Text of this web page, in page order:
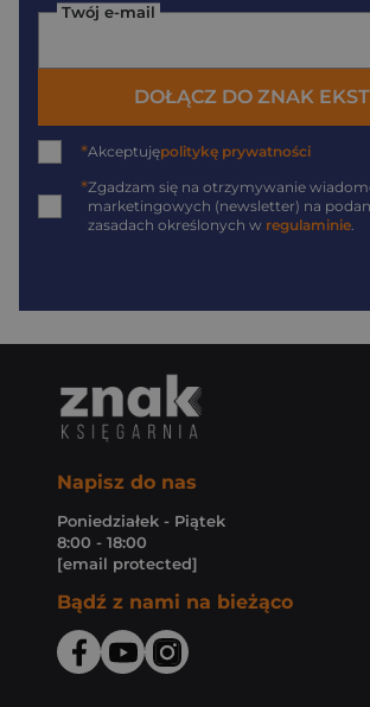
Twój e-mail
DOŁĄCZ DO ZNAK
*Akceptujępolitykę prywatności
*Zgadzam się na otrzymywanie
marketingowych (newsletter) na
zasadach określonych w regulaminie
Napisz do nas
Poniedziałek - Piątek
8:00 - 18:00
[email protected]
Bądź z nami na bieżąco